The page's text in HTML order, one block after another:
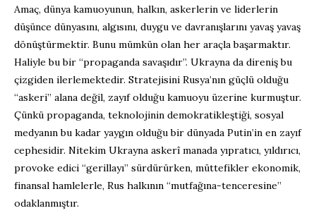
Amaç, dünya kamuoyunun, halkın, askerlerin ve liderlerin
düşünce dünyasını, algısını, duygu ve davranışlarını yavaş yavaş
dönüştürmektir. Bunu mümkün olan her araçla başarmaktır.
Haliyle bu bir “propaganda savaşıdır”. Ukrayna da direniş bu
çizgiden ilerlemektedir. Stratejisini Rusya’nın güçlü olduğu
“askeri” alana değil, zayıf olduğu kamuoyu üzerine kurmuştur.
Çünkü propaganda, teknolojinin demokratikleştiği, sosyal
medyanın bu kadar yaygın olduğu bir dünyada Putin’in en zayıf
cephesidir. Nitekim Ukrayna askerî manada yıpratıcı, yıldırıcı,
provoke edici “gerillayı” sürdürürken, müttefikler ekonomik,
finansal hamlelerle, Rus halkının “mutfağına-tenceresine”
odaklanmıştır.